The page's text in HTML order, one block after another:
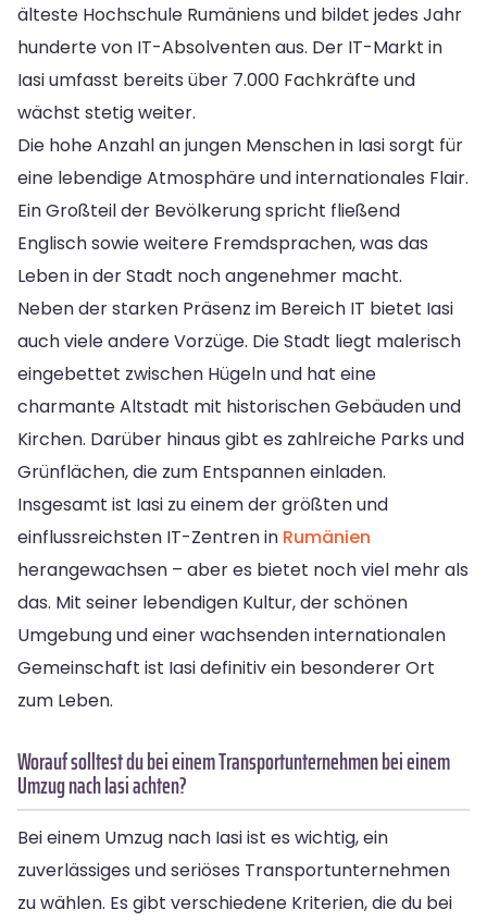
älteste Hochschule Rumäniens und bildet jedes Jahr
hunderte von IT-Absolventen aus. Der IT-Markt in
Iasi umfasst bereits über 7.000 Fachkräfte und
wächst stetig weiter.
Die hohe Anzahl an jungen Menschen in Iasi sorgt für
eine lebendige Atmosphäre und internationales Flair.
Ein Großteil der Bevölkerung spricht fließend
Englisch sowie weitere Fremdsprachen, was das
Leben in der Stadt noch angenehmer macht.
Neben der starken Präsenz im Bereich IT bietet Iasi
auch viele andere Vorzüge. Die Stadt liegt malerisch
eingebettet zwischen Hügeln und hat eine
charmante Altstadt mit historischen Gebäuden und
Kirchen. Darüber hinaus gibt es zahlreiche Parks und
Grünflächen, die zum Entspannen einladen.
Insgesamt ist Iasi zu einem der größten und
einflussreichsten IT-Zentren in Rumänien
herangewachsen – aber es bietet noch viel mehr als
das. Mit seiner lebendigen Kultur, der schönen
Umgebung und einer wachsenden internationalen
Gemeinschaft ist Iasi definitiv ein besonderer Ort
zum Leben.
Worauf solltest du bei einem Transportunternehmen bei einem
Umzug nach Iasi achten?
Bei einem Umzug nach Iasi ist es wichtig, ein
zuverlässiges und seriöses Transportunternehmen
zu wählen. Es gibt verschiedene Kriterien, die du bei